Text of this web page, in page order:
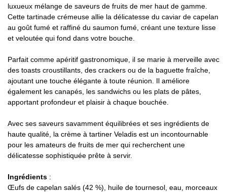
luxueux mélange de saveurs de fruits de mer haut de gamme.
Cette tartinade crémeuse allie la délicatesse du caviar de capelan
au goût fumé et raffiné du saumon fumé, créant une texture lisse
et veloutée qui fond dans votre bouche.
Parfait comme apéritif gastronomique, il se marie à merveille avec
des toasts croustillants, des crackers ou de la baguette fraîche,
ajoutant une touche élégante à toute réunion. Il améliore
également les canapés, les sandwichs ou les plats de pâtes,
apportant profondeur et plaisir à chaque bouchée.
Avec ses saveurs savamment équilibrées et ses ingrédients de
haute qualité, la crème à tartiner Veladis est un incontournable
pour les amateurs de fruits de mer qui recherchent une
délicatesse sophistiquée prête à servir.
Ingrédients :
Œufs de capelan salés (42 %), huile de tournesol, eau, morceaux